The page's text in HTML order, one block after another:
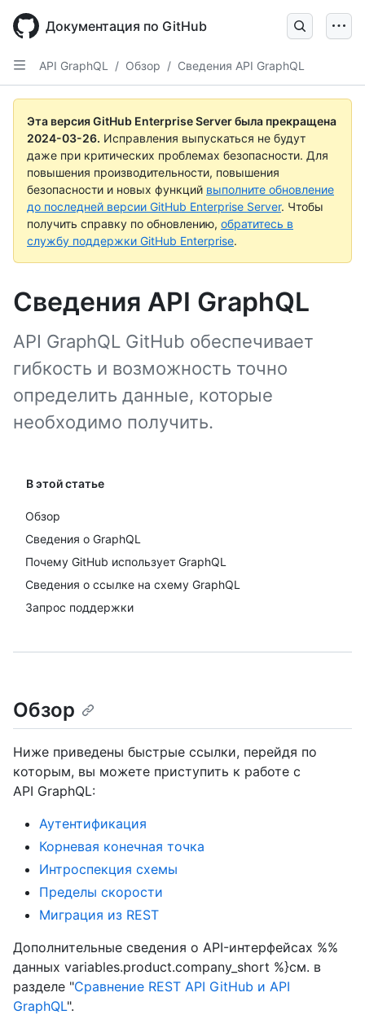
main
content
Документация по GitHub
API GraphQL / Обзор / Сведения API GraphQL
Эта версия GitHub Enterprise Server была прекращена
2024-03-26. Исправления выпускаться не будут
даже при критических проблемах безопасности. Для
повышения производительности, повышения
безопасности и новых функций выполните обновление
до последней версии GitHub Enterprise Server. Чтобы
получить справку по обновлению, обратитесь в
службу поддержки GitHub Enterprise.
Сведения API GraphQL
API GraphQL GitHub обеспечивает
гибкость и возможность точно
определить данные, которые
необходимо получить.
В этой статье
Обзор
Сведения о GraphQL
Почему GitHub использует GraphQL
Сведения о ссылке на схему GraphQL
Запрос поддержки
Обзор
Ниже приведены быстрые ссылки, перейдя по
которым, вы можете приступить к работе с
API GraphQL:
Аутентификация
Корневая конечная точка
Интроспекция схемы
Пределы скорости
Миграция из REST
Дополнительные сведения о API-интерфейсах %%
данных variables.product.company_short %}см. в
разделе "Сравнение REST API GitHub и API
GraphQL".